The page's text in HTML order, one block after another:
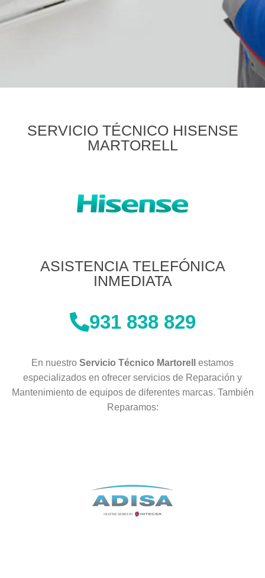
SERVICIO TÉCNICO HISENSE
MARTORELL
ASISTENCIA TELEFÓNICA
INMEDIATA
931 838 829
En nuestro Servicio Técnico Martorell estamos
especializados en ofrecer servicios de Reparación y
Mantenimiento de equipos de diferentes marcas. También
Reparamos: